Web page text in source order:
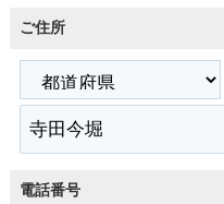
ご住所
電話番号